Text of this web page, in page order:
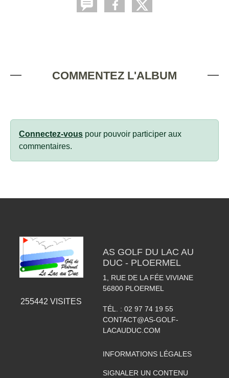
COMMENTEZ L'ALBUM
Connectez-vous pour pouvoir participer aux
commentaires.
255442 VISITES
AS GOLF DU LAC AU
DUC - PLOERMEL
1, RUE DE LA FÉE VIVIANE
56800 PLOERMEL
TÉL. : 02 97 74 19 55
CONTACT@AS-GOLF-
LACAUDUC.COM
INFORMATIONS LÉGALES
SIGNALER UN CONTENU